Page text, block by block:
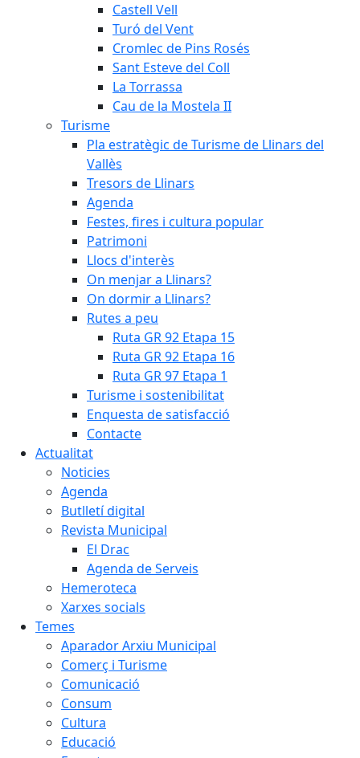
Castell Vell
Turó del Vent
Cromlec de Pins Rosés
Sant Esteve del Coll
La Torrassa
Cau de la Mostela II
Turisme
Pla estratègic de Turisme de Llinars del
Vallès
Tresors de Llinars
Agenda
Festes, fires i cultura popular
Patrimoni
Llocs d'interès
On menjar a Llinars?
On dormir a Llinars?
Rutes a peu
Ruta GR 92 Etapa 15
Ruta GR 92 Etapa 16
Ruta GR 97 Etapa 1
Turisme i sostenibilitat
Enquesta de satisfacció
Contacte
Actualitat
Noticies
Agenda
Butlletí digital
Revista Municipal
El Drac
Agenda de Serveis
Hemeroteca
Xarxes socials
Temes
Aparador Arxiu Municipal
Comerç i Turisme
Comunicació
Consum
Cultura
Educació